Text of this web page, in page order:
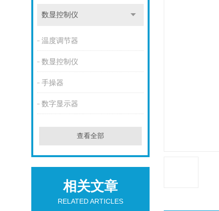
数显控制仪
温度调节器
数显控制仪
手操器
数字显示器
查看全部
相关文章
RELATED ARTICLES